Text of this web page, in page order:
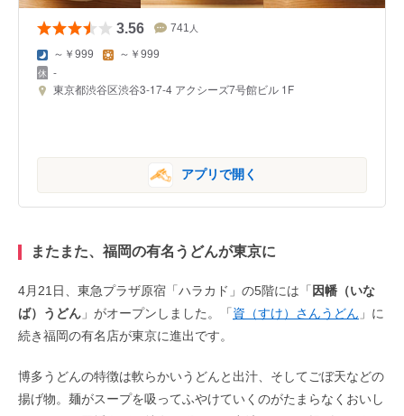
3.56 741 人
～￥999 ～￥999
-
東京都渋谷区渋谷3-17-4 アクシーズ7号館ビル 1F
アプリで開く
またまた、福岡の有名うどんが東京に
4月21日、東急プラザ原宿「ハラカド」の5階には「 因幡（いな
ば）うどん 」がオープンしました。「資（すけ）さんうどん 」に
続き福岡の有名店が東京に進出です。
博多うどんの特徴は軟らかいうどんと出汁、そしてごぼ天などの
揚げ物。麺がスープを吸ってふやけていくのがたまらなくおいし